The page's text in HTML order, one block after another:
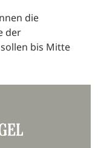
die
der
bis Mitte